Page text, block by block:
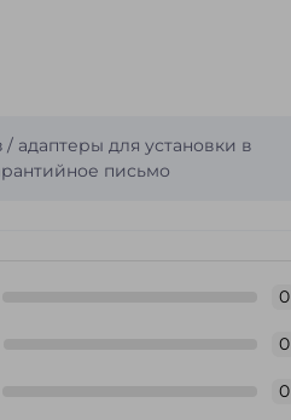
адаптеры для установки в
письмо
0
0
0